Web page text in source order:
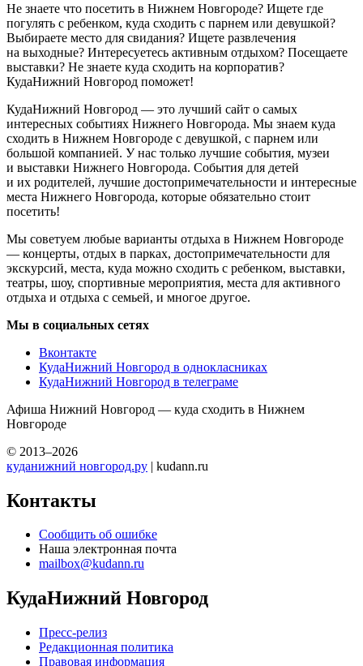
Не знаете что посетить в Нижнем Новгороде? Ищете где
погулять с ребенком, куда сходить с парнем или девушкой?
Выбираете место для свидания? Ищете развлечения
на выходные? Интересуетесь активным отдыхом? Посещаете
выставки? Не знаете куда сходить на корпоратив?
КудаНижний Новгород поможет!
КудаНижний Новгород — это лучший сайт о самых
интересных событиях Нижнего Новгорода. Мы знаем куда
сходить в Нижнем Новгороде с девушкой, с парнем или
большой компанией. У нас только лучшие события, музеи
и выставки Нижнего Новгорода. События для детей
и их родителей, лучшие достопримечательности и интересные
места Нижнего Новгорода, которые обязательно стоит
посетить!
Мы советуем любые варианты отдыха в Нижнем Новгороде
— концерты, отдых в парках, достопримечательности для
экскурсий, места, куда можно сходить с ребенком, выставки,
театры, шоу, спортивные мероприятия, места для активного
отдыха и отдыха с семьей, и многое другое.
Мы в социальных сетях
Вконтакте
КудаНижний Новгород в однокласниках
КудаНижний Новгород в телеграме
Афиша Нижний Новгород — куда сходить в Нижнем
Новгороде
© 2013–2026
куданижний новгород.ру | kudann.ru
Контакты
Сообщить об ошибке
Наша электронная почта
mailbox@kudann.ru
КудаНижний Новгород
Пресс-релиз
Редакционная политика
Правовая информация